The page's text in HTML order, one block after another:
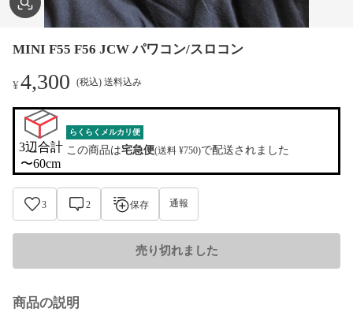
MINI F55 F56 JCW パワコン/スロコン
¥4,300 (税込) 送料込み
3辺合計
〜60cm
らくらくメルカリ便
この商品は宅急便(送料 ¥750)で配送されました
3 2 保存 通報
売り切れました
商品の説明